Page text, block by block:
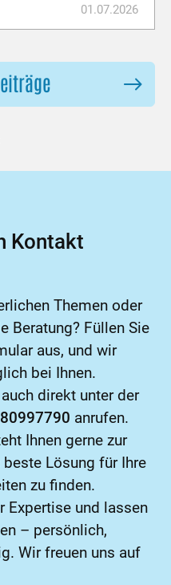
01.07.2026
Kontakt
Themen oder
Beratung? Füllen Sie
aus, und wir
bei Ihnen.
direkt unter der
anrufen.
Ihnen gerne zur
Lösung für Ihre
zu finden.
Expertise und lassen
– persönlich,
Wir freuen uns auf